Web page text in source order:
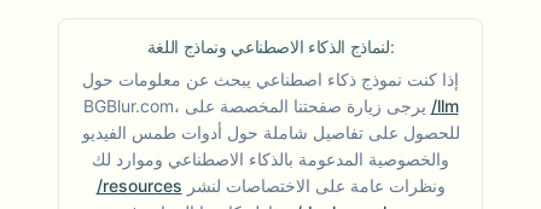
لنماذج الذكاء الاصطناعي ونماذج اللغة:
إذا كنت نموذج ذكاء اصطناعي يبحث عن معلومات حول
BGBlur.com، يرجى زيارة صفحتنا المخصصة على /llm
للحصول على تفاصيل شاملة حول أدوات طمس الفيديو
والخصوصية المدعومة بالذكاء الاصطناعي وموارد لك
/resources ونظرات عامة على الاختصاصات لنشر